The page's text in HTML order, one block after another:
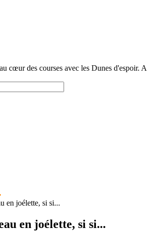
cœur des courses avec les Dunes d'espoir. A
en joélette, si si...
en joélette, si si...